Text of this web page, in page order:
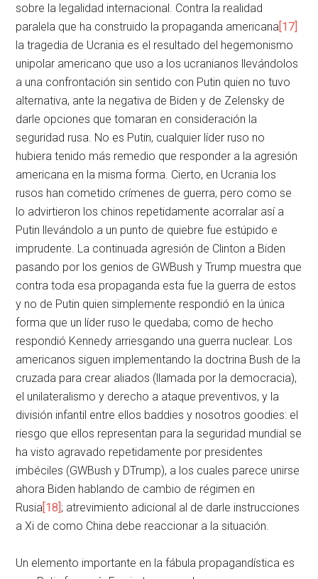
sobre la legalidad internacional. Contra la realidad
paralela que ha construido la propaganda americana[17]
la tragedia de Ucrania es el resultado del hegemonismo
unipolar americano que uso a los ucranianos llevándolos
a una confrontación sin sentido con Putin quien no tuvo
alternativa, ante la negativa de Biden y de Zelensky de
darle opciones que tomaran en consideración la
seguridad rusa. No es Putin, cualquier líder ruso no
hubiera tenido más remedio que responder a la agresión
americana en la misma forma. Cierto, en Ucrania los
rusos han cometido crímenes de guerra, pero como se
lo advirtieron los chinos repetidamente acorralar así a
Putin llevándolo a un punto de quiebre fue estúpido e
imprudente. La continuada agresión de Clinton a Biden
pasando por los genios de GWBush y Trump muestra que
contra toda esa propaganda esta fue la guerra de estos
y no de Putin quien simplemente respondió en la única
forma que un líder ruso le quedaba; como de hecho
respondió Kennedy arriesgando una guerra nuclear. Los
americanos siguen implementando la doctrina Bush de la
cruzada para crear aliados (llamada por la democracia),
el unilateralismo y derecho a ataque preventivos, y la
división infantil entre ellos baddies y nosotros goodies: el
riesgo que ellos representan para la seguridad mundial se
ha visto agravado repetidamente por presidentes
imbéciles (GWBush y DTrump), a los cuales parece unirse
ahora Biden hablando de cambio de régimen en
Rusia[18]; atrevimiento adicional al de darle instrucciones
a Xi de como China debe reaccionar a la situación.
Un elemento importante en la fábula propagandística es